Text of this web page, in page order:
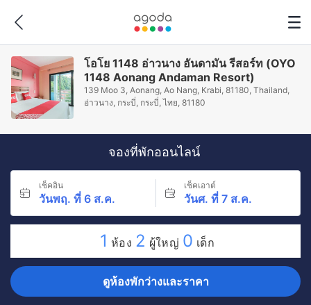
โอโย 1148 อ่าวนาง อันดามัน รีสอร์ท (OYO
1148 Aonang Andaman Resort)
139 Moo 3, Aonang, Ao Nang, Krabi, 81180, Thailand,
อ่าวนาง, กระบี่, กระบี่, ไทย, 81180
จองที่พักออนไลน์
เช็คอิน
วันพฤ. ที่ 6 ส.ค.
เช็คเอาต์
วันศ. ที่ 7 ส.ค.
1 ห้อง 2 ผู้ใหญ่ 0 เด็ก
ดูห้องพักว่างและราคา